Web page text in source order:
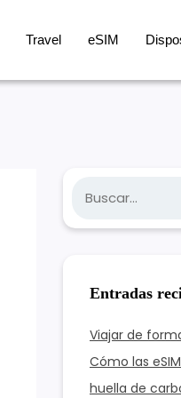
Travel eSIM
u
Entradas
Viajar de
Cómo las
huella de